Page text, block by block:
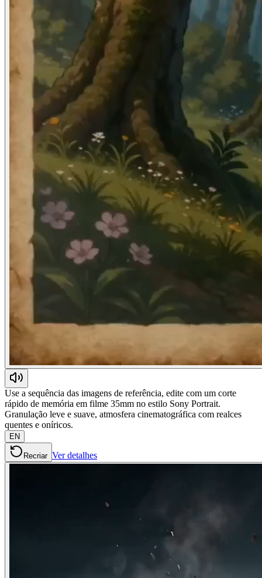
Use a sequência das imagens de referência, edite com um corte
rápido de memória em filme 35mm no estilo Sony Portrait.
Granulação leve e suave, atmosfera cinematográfica com realces
quentes e oníricos.
EN
Recriar Ver detalhes